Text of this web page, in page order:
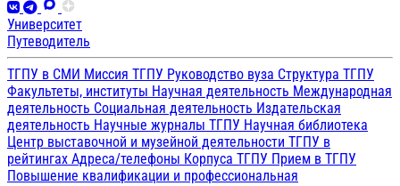
Университет
Путеводитель
ТГПУ в СМИ Миссия ТГПУ Руководство вуза Структура ТГПУ
Факультеты, институты Научная деятельность Международная
деятельность Социальная деятельность Издательская
деятельность Научные журналы ТГПУ Научная библиотека
Центр выставочной и музейной деятельности ТГПУ в
рейтингах Адреса/телефоны Корпуса ТГПУ Прием в ТГПУ
Повышение квалификации и профессиональная